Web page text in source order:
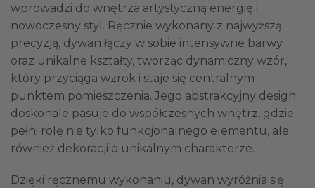
wprowadzi do wnętrza artystyczną energię i
nowoczesny styl. Ręcznie wykonany z najwyższą
precyzją, dywan łączy w sobie intensywne barwy
oraz unikalne kształty, tworząc dynamiczny wzór,
który przyciąga wzrok i staje się centralnym
punktem pomieszczenia. Jego abstrakcyjny design
doskonale pasuje do współczesnych wnętrz, gdzie
pełni rolę nie tylko funkcjonalnego elementu, ale
również dekoracji o unikalnym charakterze.
Dzięki ręcznemu wykonaniu, dywan wyróżnia się